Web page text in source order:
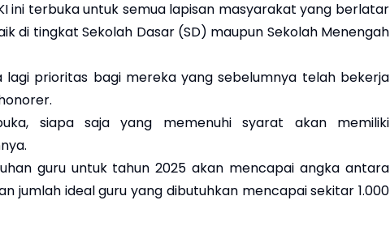
ini terbuka untuk semua lapisan masyarakat yang berlatar
di tingkat Sekolah Dasar (SD) maupun Sekolah Menengah
lagi prioritas bagi mereka yang sebelumnya telah bekerja
siapa saja yang memenuhi syarat akan memiliki
guru untuk tahun 2025 akan mencapai angka antara
jumlah ideal guru yang dibutuhkan mencapai sekitar 1.000